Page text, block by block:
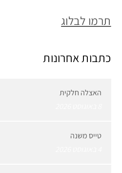
תרמו לבלוג
כתבות אחרונות
האצלה חלקית
טייס משנה